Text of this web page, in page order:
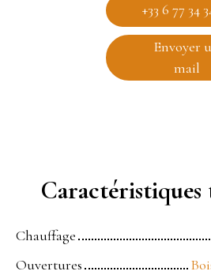
+33 6 77 34
Envoyer
mail
Caractéristiques
Chauffage
Ouvertures